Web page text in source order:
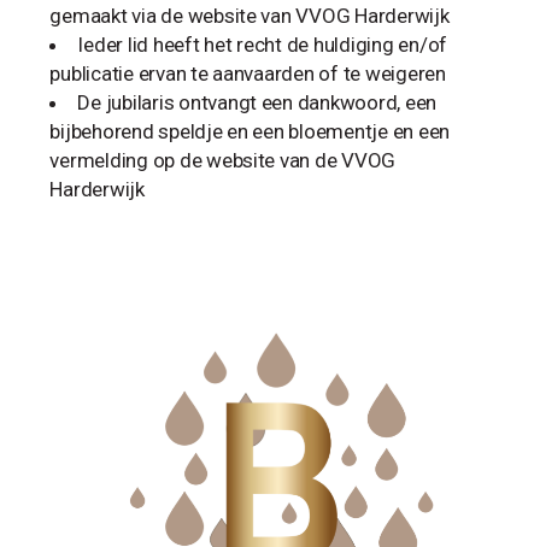
gemaakt via de website van VVOG Harderwijk
Ieder lid heeft het recht de huldiging en/of
publicatie ervan te aanvaarden of te weigeren
De jubilaris ontvangt een dankwoord, een
bijbehorend speldje en een bloementje en een
vermelding op de website van de VVOG
Harderwijk